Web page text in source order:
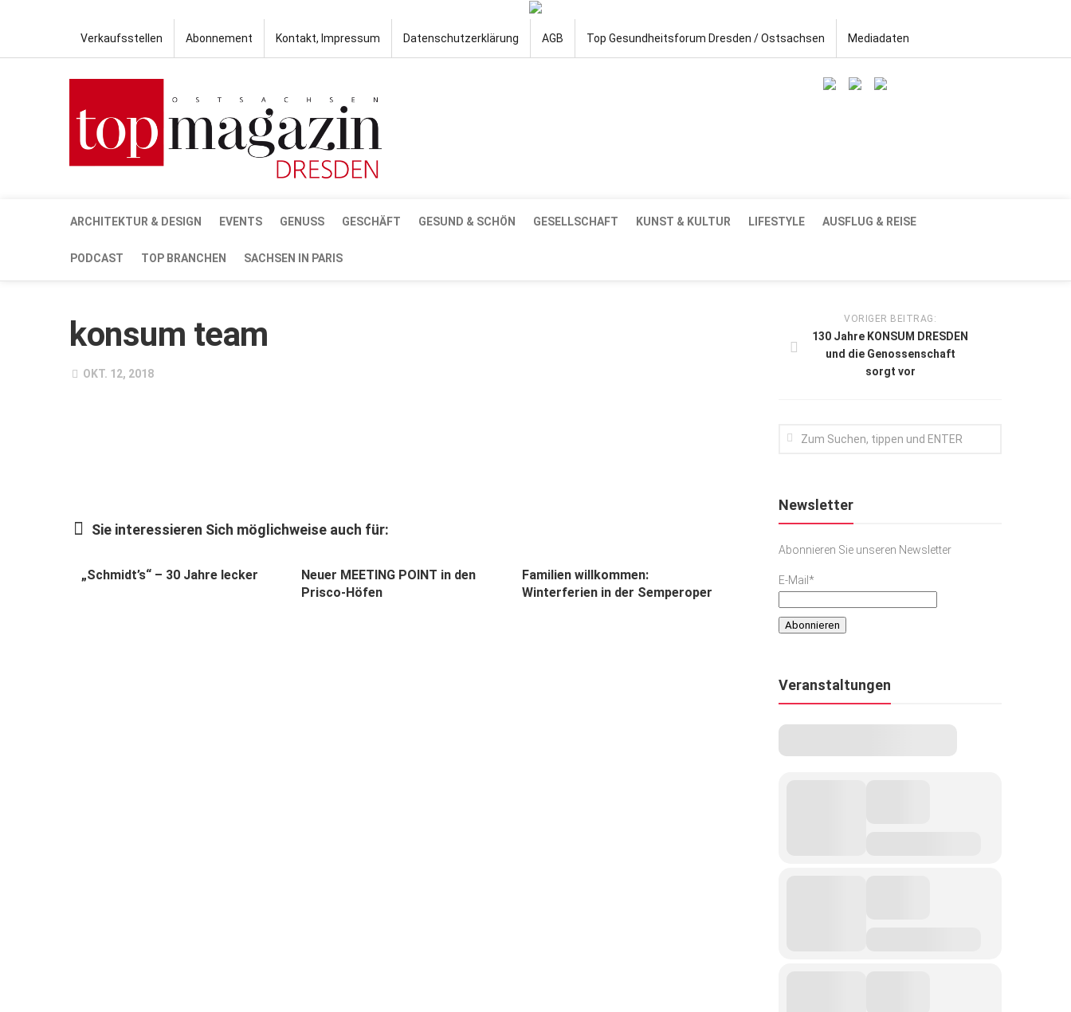
Verkaufsstellen Abonnement Kontakt, Impressum Datenschutzerklärung AGB Top Gesundheitsforum Dresden / Ostsachsen Mediadaten
ARCHITEKTUR & DESIGN EVENTS GENUSS GESCHÄFT GESUND & SCHÖN GESELLSCHAFT KUNST & KULTUR LIFESTYLE AUSFLUG & REISE
PODCAST TOP BRANCHEN SACHSEN IN PARIS
konsum team
OKT. 12, 2018
Sie interessieren Sich möglichweise auch für:
„Schmidt’s“ – 30 Jahre lecker
Neuer MEETING POINT in den
Prisco-Höfen
Familien willkommen:
Winterferien in der Semperoper
VORIGER BEITRAG:
130 Jahre KONSUM DRESDEN
und die Genossenschaft
sorgt vor
Newsletter
Abonnieren Sie unseren Newsletter
E-Mail*
Veranstaltungen